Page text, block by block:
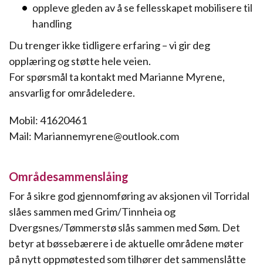
oppleve gleden av å se fellesskapet mobilisere til
handling
Du trenger ikke tidligere erfaring – vi gir deg
opplæring og støtte hele veien.
For spørsmål ta kontakt med Marianne Myrene,
ansvarlig for områdeledere.
Mobil: 41620461
Mail: Mariannemyrene@outlook.com
Områdesammenslåing
For å sikre god gjennomføring av aksjonen vil Torridal
slåes sammen med Grim/Tinnheia og
Dvergsnes/Tømmerstø slås sammen med Søm. Det
betyr at bøssebærere i de aktuelle områdene møter
på nytt oppmøtested som tilhører det sammenslåtte